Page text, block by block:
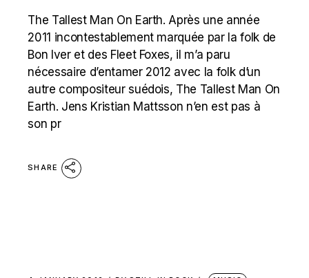
The Tallest Man On Earth. Après une année
2011 incontestablement marquée par la folk de
Bon Iver et des Fleet Foxes, il m’a paru
nécessaire d’entamer 2012 avec la folk d’un
autre compositeur suédois, The Tallest Man On
Earth. Jens Kristian Mattsson n’en est pas à
son pr
SHARE